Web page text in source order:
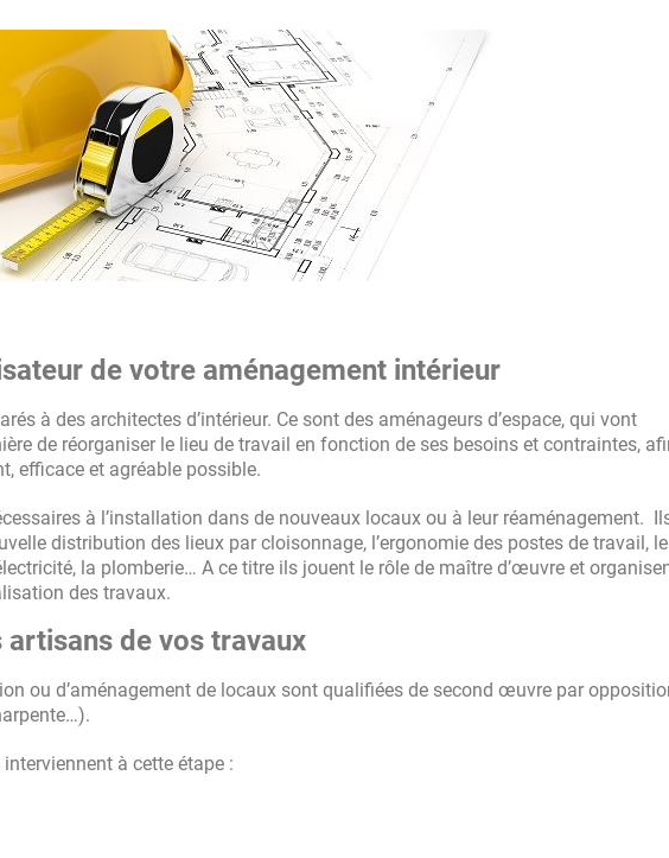
de votre aménagement intérieur
à des architectes d’intérieur. Ce sont des aménageurs d’espace, qui vont
de réorganiser le lieu de travail en fonction de ses besoins et contraintes,
efficace et agréable possible.
à l’installation dans de nouveaux locaux ou à leur réaménagement.
distribution des lieux par cloisonnage, l’ergonomie des postes de travail, le
la plomberie… A ce titre ils jouent le rôle de maître d’œuvre et
des travaux.
de vos travaux
ou d’aménagement de locaux sont qualifiées de second œuvre par
à cette étape :